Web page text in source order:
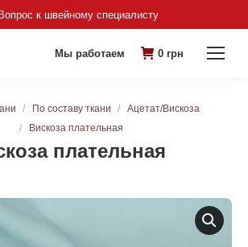
к швейному специалисту
Мы работаем 0 грн
плательная
По составу ткани
Ацетат/Вискоза
Вискоза плательная